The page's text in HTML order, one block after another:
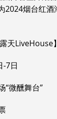
2024烟台红
天LiveHouse】
-7日
“微醺舞台”